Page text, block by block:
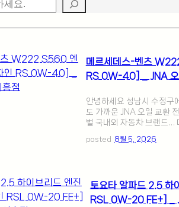
메르세데스-벤츠
RS 0W-40] _ JNA 오
안녕하세요 성남시 수정구
도 가까운 JNA 오일 교환
벌 국내외 자동차 브랜드…
posted 8월 5, 2026
토요타 알파드 2.5 하
RSL 0W-20 FE+] _